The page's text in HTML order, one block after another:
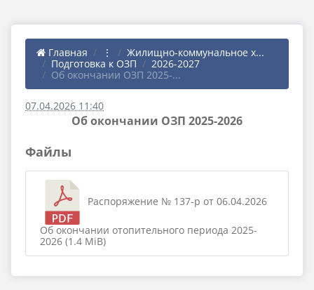
Главная ⋮
Жилищно-коммунальное х...
Подготовка к ОЗП
2026-2027
Об окончании ОЗП 2025-...
07.04.2026 11:40
Об окончании ОЗП 2025-2026
Файлы
Распоряжение № 137-р от 06.04.2026
Об окончании отопительного периода 2025-
2026 (1.4 MiB)